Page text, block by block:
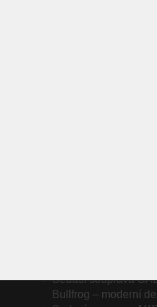
Sedací souprava
Bullfrog – moderní